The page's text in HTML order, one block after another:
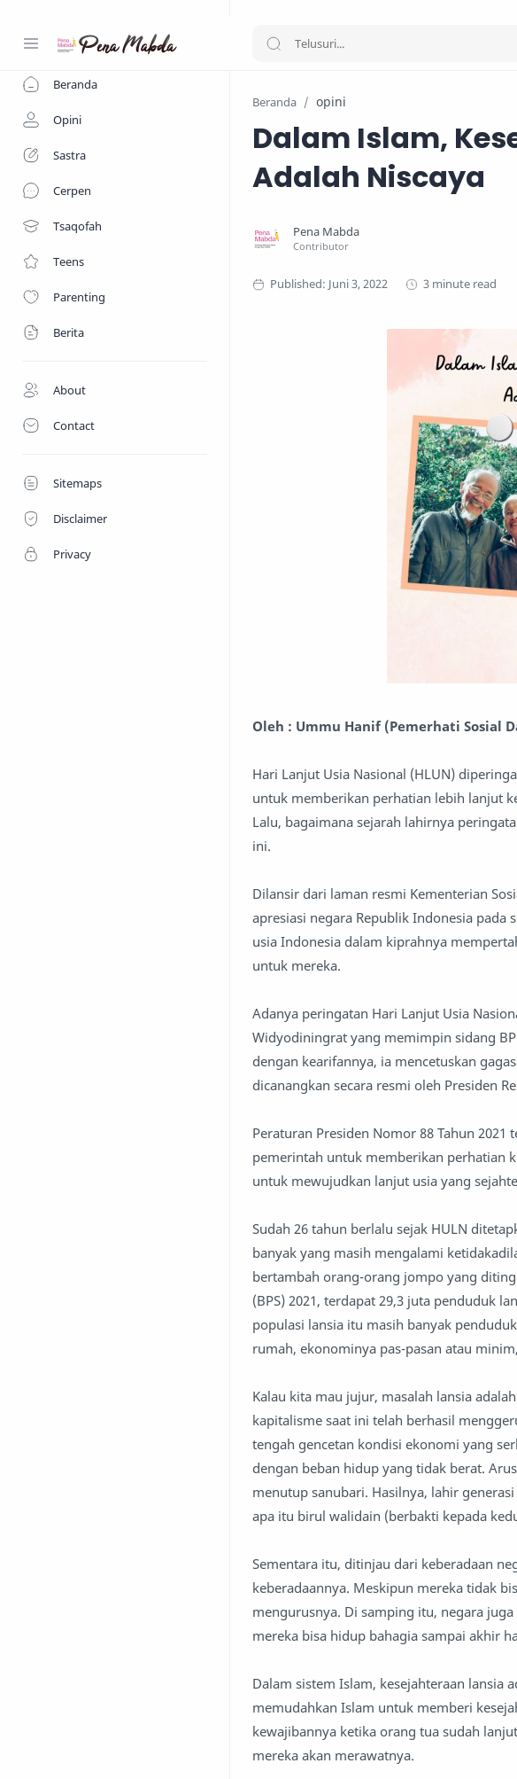
Beranda
Opini
Sastra
Cerpen
Tsaqofah
Teens
Parenting
Berita
About
Contact
Sitemaps
Disclaimer
Privacy
Beranda opini
Dalam Islam,
Adalah Niscaya
3 minute read
Oleh : Ummu Hanif (Pemerhati Sosial
Hari Lanjut Usia Nasional (HLUN)
untuk memberikan perhatian lebih lanjut
Lalu, bagaimana sejarah lahirnya
ini.
Dilansir dari laman resmi Kementerian
apresiasi negara Republik Indonesia
usia Indonesia dalam kiprahnya
untuk mereka.
Adanya peringatan Hari Lanjut Usia
Widyodiningrat yang memimpin sidang
dengan kearifannya, ia mencetuskan
dicanangkan secara resmi oleh Presiden
Peraturan Presiden Nomor 88 Tahun
pemerintah untuk memberikan perhatian
untuk mewujudkan lanjut usia yang
Sudah 26 tahun berlalu sejak HULN
banyak yang masih mengalami
bertambah orang-orang jompo yang
(BPS) 2021, terdapat 29,3 juta penduduk
populasi lansia itu masih banyak
rumah, ekonominya pas-pasan atau
Kalau kita mau jujur, masalah lansia
kapitalisme saat ini telah berhasil
tengah gencetan kondisi ekonomi yang
dengan beban hidup yang tidak berat.
menutup sanubari. Hasilnya, lahir
apa itu birul walidain (berbakti kepada
Sementara itu, ditinjau dari keberadaan
keberadaannya. Meskipun mereka tidak
mengurusnya. Di samping itu, negara
mereka bisa hidup bahagia sampai akhir
Dalam sistem Islam, kesejahteraan lansia
memudahkan Islam untuk memberi
kewajibannya ketika orang tua sudah
mereka akan merawatnya.